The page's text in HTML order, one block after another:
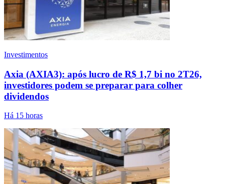
Investimentos
Axia (AXIA3): após lucro de R$ 1,7 bi no 2T26,
investidores podem se preparar para colher
dividendos
Há 15 horas